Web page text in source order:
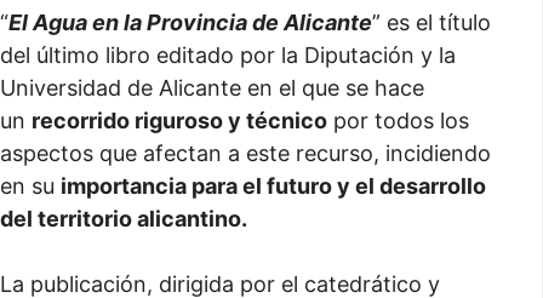
“El Agua en la Provincia de Alicante” es el título
del último libro editado por la Diputación y la
Universidad de Alicante en el que se hace
un recorrido riguroso y técnico por todos los
aspectos que afectan a este recurso, incidiendo
en su importancia para el futuro y el desarrollo
del territorio alicantino.
La publicación, dirigida por el catedrático y